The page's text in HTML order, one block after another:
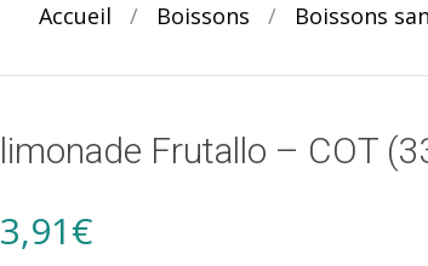
Accueil / Boissons / Boissons
limonade Frutallo – COT
3,91€